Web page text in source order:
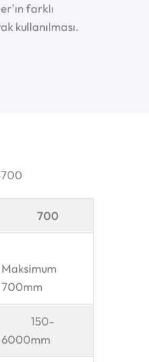
farklı
kullanılması.
700
700
Maksimum
700mm
150-
6000mm